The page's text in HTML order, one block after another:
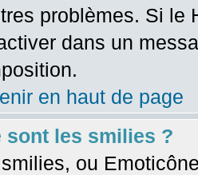
problèmes. Si le
dans un
en haut de page
sont les smilies ?
ou